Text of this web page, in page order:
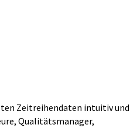
Zeitreihendaten intuitiv und
Qualitätsmanager,